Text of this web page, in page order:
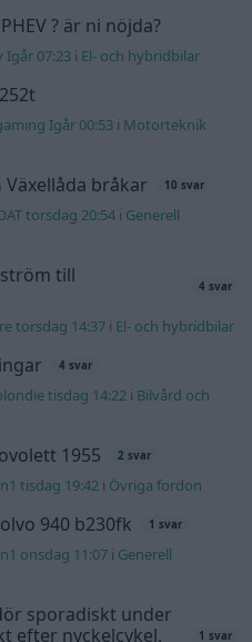
? är ni nöjda?
Igår 07:23 i El- och hybridbilar
Igår 00:53 i Motorteknik
Växellåda bråkar 10 svar
torsdag 20:54 i Generell
till
4 svar
torsdag 14:37 i El- och hybridbilar
4 svar
tisdag 14:22 i Bilvård och
1955 2 svar
tisdag 19:42 i Övriga fordon
940 b230fk 1 svar
onsdag 11:07 i Generell
sporadiskt under
efter nyckelcykel.
1 svar